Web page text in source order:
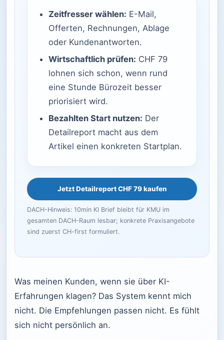
Zeitfresser wählen: E-Mail,
Offerten, Rechnungen, Ablage
oder Kundenantworten.
Wirtschaftlich prüfen: CHF 79
lohnen sich schon, wenn rund
eine Stunde Bürozeit besser
priorisiert wird.
Bezahlten Start nutzen: Der
Detailreport macht aus dem
Artikel einen konkreten Startplan.
Jetzt Detailreport CHF 79 kaufen
DACH-Hinweis: 10min KI Brief bleibt für KMU im
gesamten DACH-Raum lesbar; konkrete Praxisangebote
sind zuerst CH-first formuliert.
Was meinen Kunden, wenn sie über KI-
Erfahrungen klagen? Das System kennt mich
nicht. Die Empfehlungen passen nicht. Es fühlt
sich nicht persönlich an.